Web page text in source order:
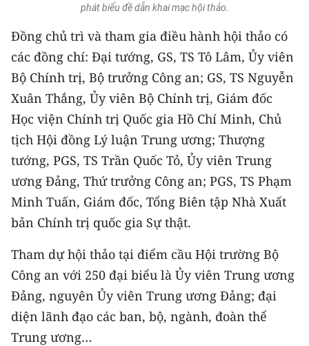
KIỂM CHỨNG THÔNG TIN
TRI THỨC CHUYÊN SÂU
54 DÂN TỘC VIỆT NAM
CHƯƠNG TRÌNH OCOP - MỖI XÃ
MỘT SẢN PHẨM
RADIO
MEDIA CENTER
Video
Media Chính trị
Media Kinh tế
phát biểu đề dẫn khai mạc hội thảo.
Đồng chủ trì và tham gia điều hành hội thảo có
các đồng chí: Đại tướng, GS, TS Tô Lâm, Ủy viên
Bộ Chính trị, Bộ trưởng Công an; GS, TS Nguyễn
Xuân Thắng, Ủy viên Bộ Chính trị, Giám đốc
Học viện Chính trị Quốc gia Hồ Chí Minh, Chủ
tịch Hội đồng Lý luận Trung ương; Thượng
tướng, PGS, TS Trần Quốc Tỏ, Ủy viên Trung
ương Đảng, Thứ trưởng Công an; PGS, TS Phạm
Minh Tuấn, Giám đốc, Tổng Biên tập Nhà Xuất
bản Chính trị quốc gia Sự thật.
Tham dự hội thảo tại điểm cầu Hội trường Bộ
Công an với 250 đại biểu là Ủy viên Trung ương
Đảng, nguyên Ủy viên Trung ương Đảng; đại
diện lãnh đạo các ban, bộ, ngành, đoàn thể
Trung ương…